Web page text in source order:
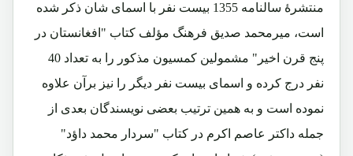
منتشرۀ سالنامه 1355 بیست نفر با اسمای شان ذکر شده
است، میرمحمد صدیق فرهنگ مؤلف کتاب "افغانستان در
پنج قرن اخیر" مشمولین کمسیون مذکور را به تعداد 40
نفر درج کرده و اسمای بیست نفر دیگر را نیز برآن علاوه
نموده است و به همین ترتیب بعضی نویسندگان بعدی از
جمله داکتر عاصم اکرم در کتاب "سردار محمد داؤد"